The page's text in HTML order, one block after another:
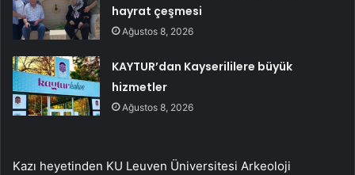
hayrat çeşmesi
Ağustos 8, 2026
KAYTUR’dan Kayserililere büyük
hizmetler
Ağustos 8, 2026
Kazı heyetinden KU Leuven Üniversitesi Arkeoloji